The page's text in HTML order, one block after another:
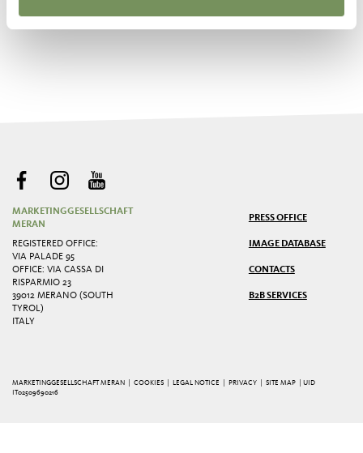
©OpenStreetMapcontributors
MARKETINGGESELLSCHAFT
MERAN
REGISTERED OFFICE:
VIA PALADE 95
OFFICE: VIA CASSA DI
RISPARMIO 23
39012 MERANO (SOUTH
TYROL)
ITALY
PRESS OFFICE
IMAGE DATABASE
CONTACTS
B2B SERVICES
MARKETINGGESELLSCHAFT MERAN | COOKIES LEGAL NOTICE PRIVACY |SITE MAP
| UID
IT02509690216